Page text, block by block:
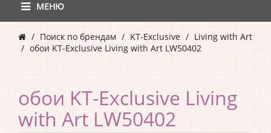
МЕНЮ
Поиск по брендам KT-Exclusive
Living with Art
обои KT-Exclusive Living with Art LW50402
обои KT-Exclusive Living
with Art LW50402